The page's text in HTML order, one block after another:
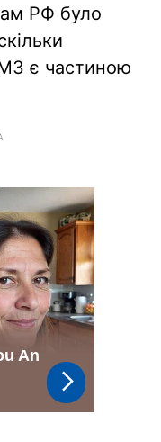
РФ було
є частиною